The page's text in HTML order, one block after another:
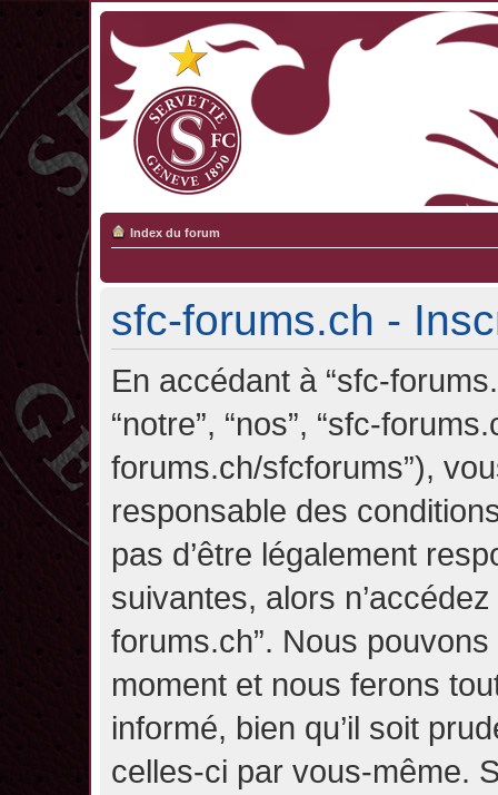
Index du forum
sfc-forums.ch -
En accédant à “sfc-
“notre”, “nos”, “sfc-
forums.ch/sfcforums”),
responsable des
pas d’être légalement
suivantes, alors
forums.ch”. Nous
moment et nous ferons
informé, bien qu’il soit
celles-ci par vous-même.